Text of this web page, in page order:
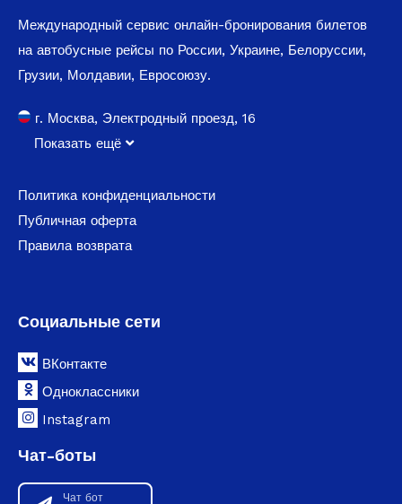
Международный сервис онлайн-бронирования билетов
на автобусные рейсы по России, Украине, Белоруссии,
Грузии, Молдавии, Евросоюзу.
г. Москва, Электродный проезд, 16
Показать ещё
Политика конфиденциальности
Публичная оферта
Правила возврата
Социальные сети
ВКонтакте
Одноклассники
Instagram
Чат-боты
Чат бот